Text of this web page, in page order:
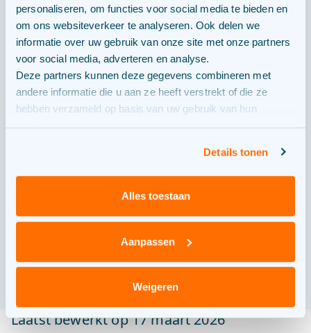
personaliseren, om functies voor social media te bieden en
om ons websiteverkeer te analyseren. Ook delen we
informatie over uw gebruik van onze site met onze partners
voor social media, adverteren en analyse.
Deze partners kunnen deze gegevens combineren met
andere informatie die u aan ze heeft verstrekt of die ze
hebben verzameld op basis van uw gebruik van hun
Details tonen
Alles toestaan
Aanpassen
Weigeren
3 Financiering
4 Bouw
Het park is in 2020 in gebruik genomen en
Laatst bewerkt op 17 maart 2026